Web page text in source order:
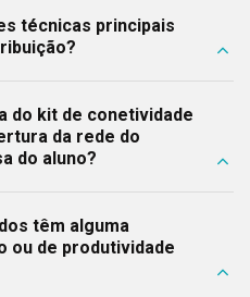
técnicas principais
do kit de conetividade
da rede do
do aluno?
têm alguma
ou de produtividade